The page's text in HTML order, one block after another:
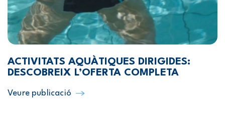
ACTIVITATS AQUÀTIQUES DIRIGIDES:
DESCOBREIX L’OFERTA COMPLETA
Veure publicació